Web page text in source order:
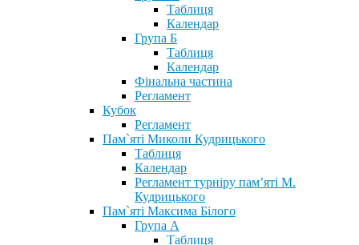
Таблиця
Календар
Група Б
Таблиця
Календар
Фінальна частина
Регламент
Кубок
Регламент
Пам`яті Миколи Кудрицького
Таблиця
Календар
Регламент турніру пам’яті М.
Кудрицького
Пам`яті Максима Білого
Група А
Таблиця